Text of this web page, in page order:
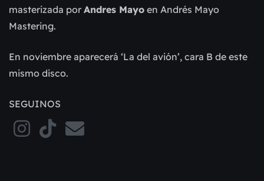
masterizada por Andres Mayo en Andrés Mayo
Mastering.
En noviembre aparecerá ‘La del avión’, cara B de este
mismo disco.
SEGUINOS